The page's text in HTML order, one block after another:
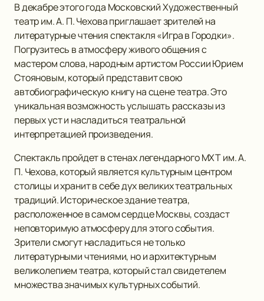
В декабре этого года Московский Художественный
театр им. А. П. Чехова приглашает зрителей на
литературные чтения спектакля «Игра в Городки».
Погрузитесь в атмосферу живого общения с
мастером слова, народным артистом России Юрием
Стояновым, который представит свою
автобиографическую книгу на сцене театра. Это
уникальная возможность услышать рассказы из
первых уст и насладиться театральной
интерпретацией произведения.
Спектакль пройдет в стенах легендарного МХТ им. А.
П. Чехова, который является культурным центром
столицы и хранит в себе дух великих театральных
традиций. Историческое здание театра,
расположенное в самом сердце Москвы, создаст
неповторимую атмосферу для этого события.
Зрители смогут насладиться не только
литературными чтениями, но и архитектурным
великолепием театра, который стал свидетелем
множества значимых культурных событий.